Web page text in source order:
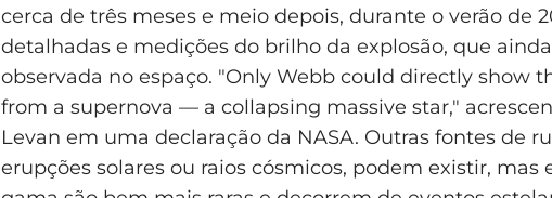
cerca de três meses e meio depois, durante o verão de
detalhadas e medições do brilho da explosão, que
observada no espaço. "Only Webb could directly show
from a supernova — a collapsing massive star,"
Levan em uma declaração da NASA. Outras fontes de
erupções solares ou raios cósmicos, podem existir, mas